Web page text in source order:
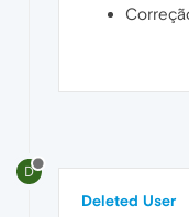
D
Deleted User